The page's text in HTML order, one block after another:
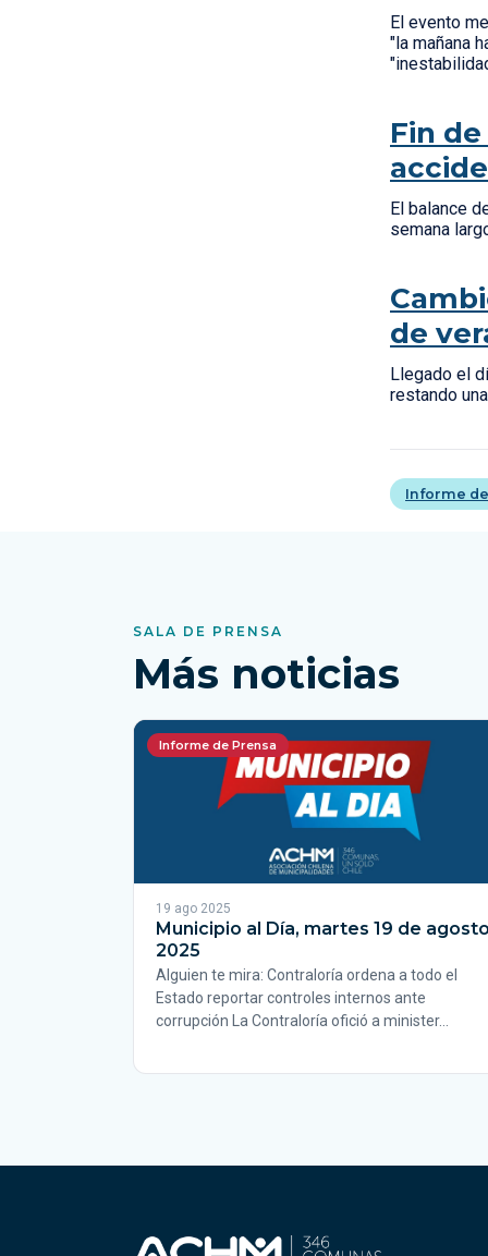
El evento
"la mañana
Fin
El balance
semana
de
Llegado el
restando
Informe
SALA DE PRENSA
Más noticias
Informe de Prensa
19 ago 2025
Municipio al Día, martes 19 de
2025
Alguien te mira: Contraloría ordena a todo el
Estado reportar controles internos ante
corrupción La Contraloría ofició a minister…